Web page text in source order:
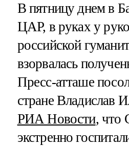
В пятницу днем в
ЦАР, в руках у
российской
взорвалась
Пресс-атташе
стране Владислав
РИА Новости, что
экстренно